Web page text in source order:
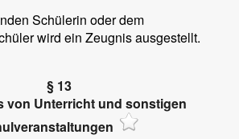
Schülerin oder dem
wird ein Zeugnis ausgestellt.
§ 13
von Unterricht und sonstigen